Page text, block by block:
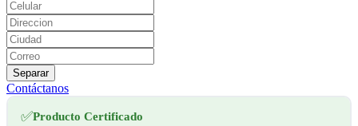
Separar
Contáctanos
✅Producto Certificado